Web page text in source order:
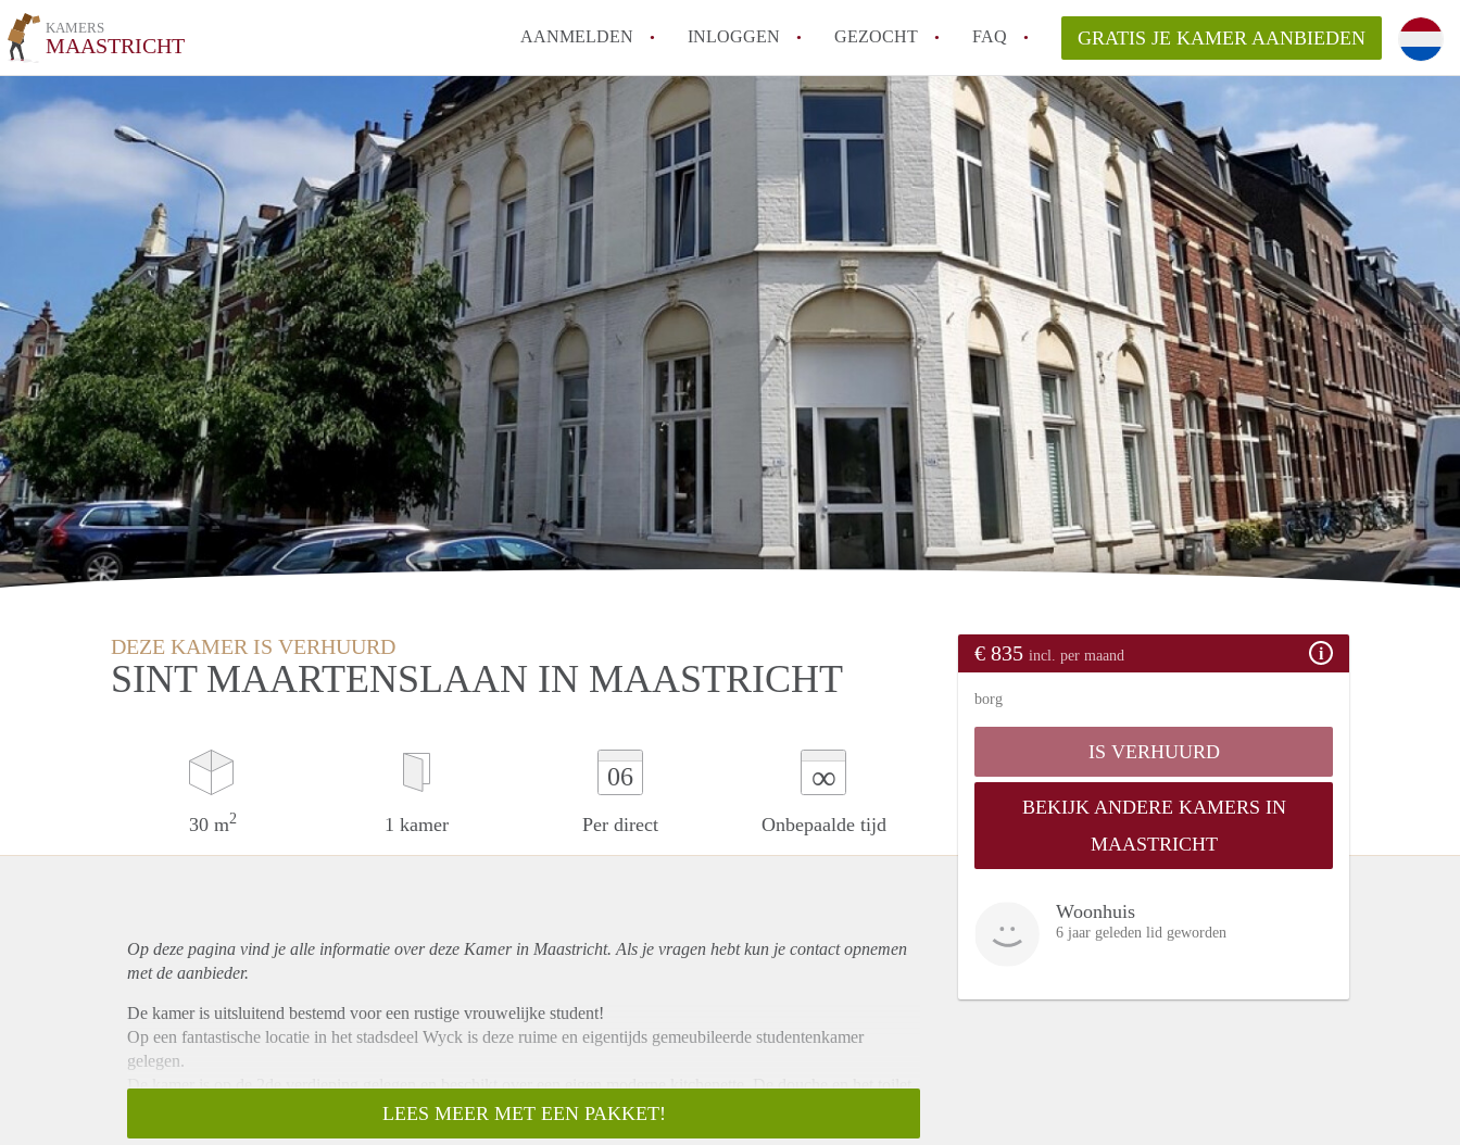
KAMERS
MAASTRICHT AANMELDEN INLOGGEN GEZOCHT FAQ
How to translate KamersMaastricht!
Wat is KamersMaastricht?
Hoeveel kost het om te reageren op een Kamer in Maastricht?
Wat is de privacyverklaring van KamersMaastricht?
Berekent KamersMaastricht makelaarsvergoeding/bemiddelingsvergoeding?
Alle veelgestelde vragen
GRATIS JE KAMER AANBIEDEN
DEZE KAMER IS VERHUURD
SINT MAARTENSLAAN IN MAASTRICHT
30 m2 1 kamer
06
Per direct
∞
Onbepaalde tijd
€ 835 incl. per maand
borg
IS VERHUURD
BEKIJK ANDERE KAMERS IN
MAASTRICHT
Woonhuis
6 jaar geleden lid geworden
Op deze pagina vind je alle informatie over deze Kamer in Maastricht. Als je vragen hebt kun je contact opnemen
met de aanbieder.
De kamer is uitsluitend bestemd voor een rustige vrouwelijke student!
Op een fantastische locatie in het stadsdeel Wyck is deze ruime en eigentijds gemeubileerde studentenkamer
gelegen.
De kamer is op de 2de verdieping gelegen en beschikt over een eigen moderne kitchenette. De douche en het toilet
worden gedeeld met 2 medebewoners.
De kamer is uitsluitend bestemd voor een rustige vrouwelijke student!
LEES MEER MET EEN PAKKET!